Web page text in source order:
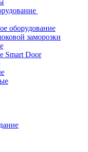
оборудование
заморозки
Smart Door